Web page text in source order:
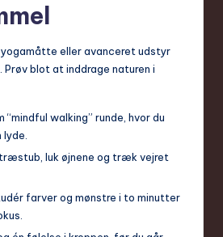
yogamåtte eller avanceret udstyr
blot at inddrage naturen i
“mindful walking” runde, hvor du
lyde.
luk øjnene og træk vejret
farver og mønstre i to minutter